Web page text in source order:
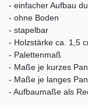
- einfacher Aufbau
- ohne Boden
- stapelbar
- Holzstärke ca. 1,5
- Palettenmaß
- Maße je kurzes
- Maße je langes
- Aufbaumaße als